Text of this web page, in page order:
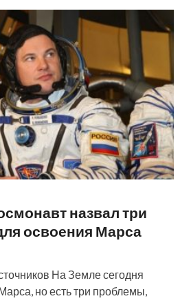
назвал три
освоения Марса
На Земле сегодня
но есть три проблемы,